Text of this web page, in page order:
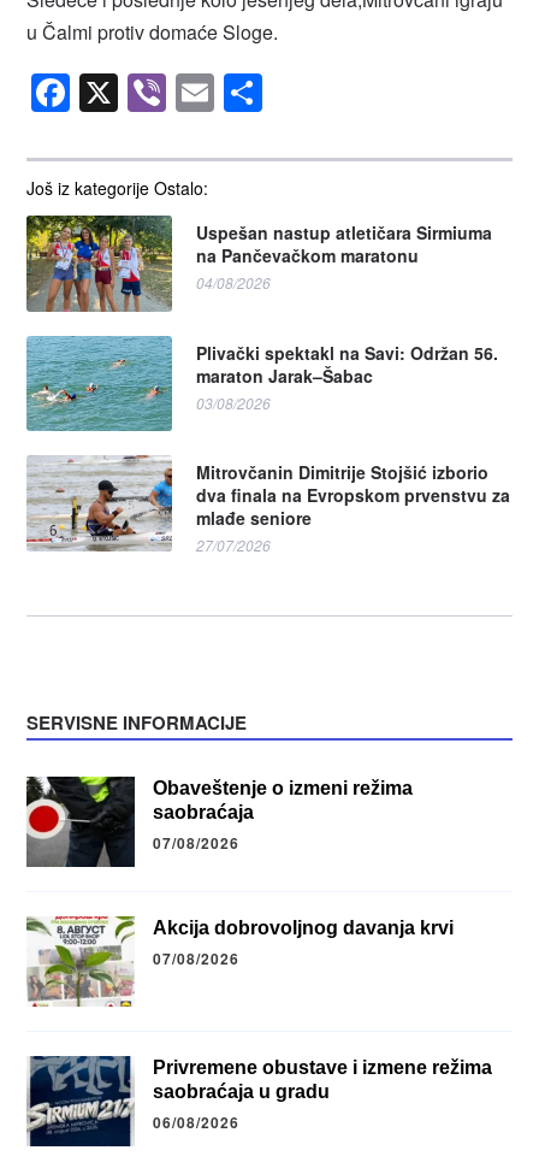
Još iz kategorije Ostalo:
Uspešan nastup atletičara Sirmiuma
na Pančevačkom maratonu
04/08/2026
Plivački spektakl na Savi: Održan 56.
maraton Jarak–Šabac
03/08/2026
Mitrovčanin Dimitrije Stojšić izborio
dva finala na Evropskom prvenstvu za
mlađe seniore
27/07/2026
u Čalmi protiv domaće Sloge.
Facebook
X ViberEmail
SERVISNE INFORMACIJE
Obaveštenje o izmeni režima
saobraćaja
07/08/2026
Akcija dobrovoljnog davanja krvi
07/08/2026
Privremene obustave i izmene režima
saobraćaja u gradu
06/08/2026